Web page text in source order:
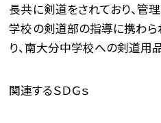
長共に剣道をされており、管
学校の剣道部の指導に携わら
り、南大分中学校への剣道用
関連するＳＤＧｓ